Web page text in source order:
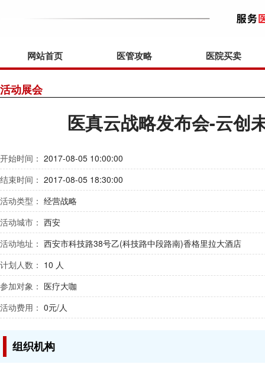
网站首页 医管攻略 医院买卖
活动展会
医真云战略发布会-云创
开始时间： 2017-08-05 10:00:00
结束时间： 2017-08-05 18:30:00
活动类型： 经营战略
活动城市： 西安
活动地址： 西安市科技路38号乙(科技路中段路南)香格里拉大酒店
计划人数： 10 人
参加对象： 医疗大咖
活动费用： 0元/人
组织机构